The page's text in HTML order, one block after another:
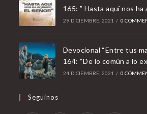
165: ” Hasta aquí nos ha
29 DICIEMBRE, 2021 / 0
Devocional “Entre tus
164: “De lo común a lo
24 DICIEMBRE, 2021 / 0
Seguinos